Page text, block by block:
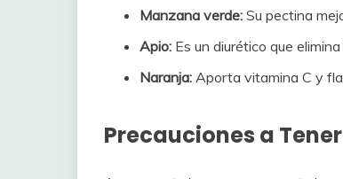
Manzana verde: Su pectina
Apio: Es un diurético que
Naranja: Aporta vitamina C y
Precauciones a